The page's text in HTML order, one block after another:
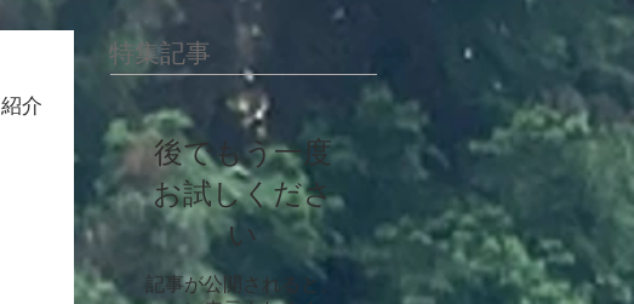
介
特集記事
後でもう一度
お試しくださ
い
記事が公開されると、